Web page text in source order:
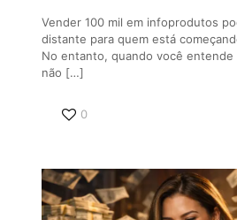
Vender 100 mil em infoprodutos
distante para quem está
No entanto, quando você entende
não […]
0